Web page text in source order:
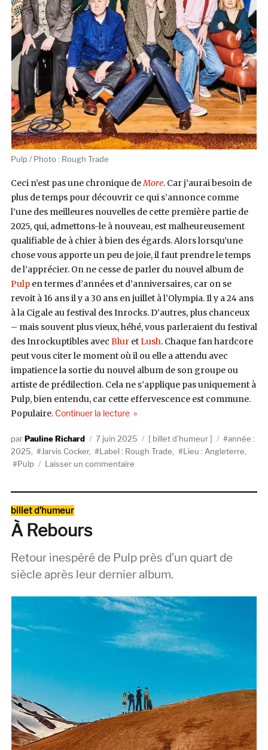
Pulp / Photo : Rough Trade
Ceci n’est pas une chronique deMore. Car j’aurai besoin de
plus de temps pour découvrir ce qui s’annonce comme
l’une des meilleures nouvelles de cette première partie de
2025, qui, admettons-le à nouveau, est malheureusement
qualifiable de à chier à bien des égards. Alors lorsqu’une
chose vous apporte un peu de joie, il faut prendre le temps
de l’apprécier. On ne cesse de parler du nouvel album de
Pulpen termes d’années et d’anniversaires, car on se
revoit à 16 ans il y a 30 ans en juillet à l’Olympia. Il y a 24 ans
à la Cigale au festival des Inrocks. D’autres, plus chanceux
– mais souvent plus vieux, héhé, vous parleraient du festival
des Inrockuptibles avec BluretLush. Chaque fan hardcore
peut vous citer le moment où il ou elle a attendu avec
impatience la sortie du nouvel album de son groupe ou
artiste de prédilection. Cela ne s’applique pas uniquement à
Pulp, bien entendu, car cette effervescence est commune.
Populaire. Continuer la lecturede « Ceci n’est pas une chronique
AuteurPauline Richard
Publié
le
7 juin 2025 Catégories
billet d’humeur Étiquettes
année :
2025
Jarvis Cocker, Label : Rough Trade Lieu : Angleterre
Pulp
Laisser un commentaire
nouveau
Pulp
Catégories
billet d’humeur
À Rebours
Retour inespéré de Pulp près d’un quart de
siècle après leur dernier album.